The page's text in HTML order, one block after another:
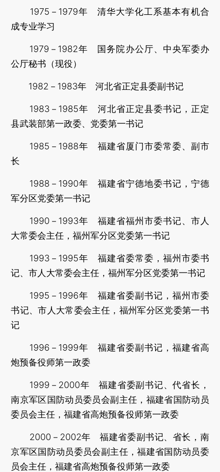
1975－1979年 清华大学化工系基本有机合
成专业学习
1979－1982年 国务院办公厅、中央军委办
公厅秘书（现役）
1982－1983年 河北省正定县委副书记
1983－1985年 河北省正定县委书记，正定
县武装部第一政委、党委第一书记
1985－1988年 福建省厦门市委常委、副市
长
1988－1990年 福建省宁德地委书记，宁德
军分区党委第一书记
1990－1993年 福建省福州市委书记、市人
大常委会主任，福州军分区党委第一书记
1993－1995年 福建省委常委，福州市委书
记、市人大常委会主任，福州军分区党委第一书记
1995－1996年 福建省委副书记，福州市委
书记、市人大常委会主任，福州军分区党委第一书
记
1996－1999年 福建省委副书记，福建省高
炮预备役师第一政委
1999－2000年 福建省委副书记、代省长，
南京军区国防动员委员会副主任，福建省国防动员
委员会主任，福建省高炮预备役师第一政委
2000－2002年 福建省委副书记、省长，南
京军区国防动员委员会副主任，福建省国防动员委
员会主任，福建省高炮预备役师第一政委